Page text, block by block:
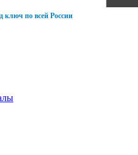
ключ по всей России